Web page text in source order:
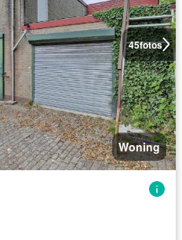
45fotos
Woning